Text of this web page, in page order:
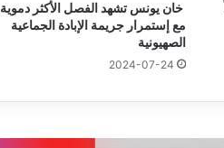
خان يونس تشهد الفصل الأكثر دموية
مع إستمرار جريمة الإبادة الجماعية
الصهيونية
2024-07-24